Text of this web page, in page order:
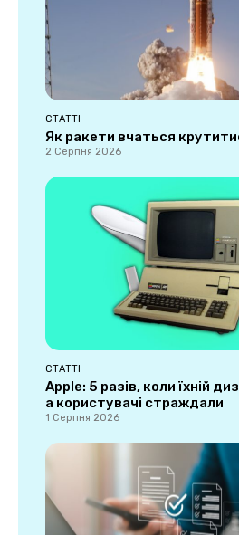
СТАТТІ
Як ракети вчаться
2 Серпня 2026
СТАТТІ
Apple: 5 разів, коли їхній
а користувачі страждали
1 Серпня 2026